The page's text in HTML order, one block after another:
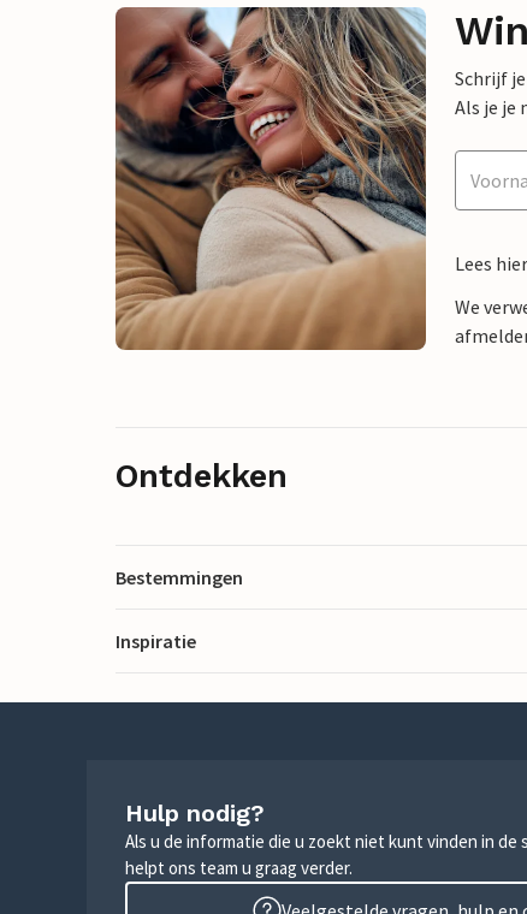
Schrijf
Als je je
Lees
We
Ontdekken
Bestemmingen
Inspiratie
Hulp nodig?
Als u de informatie die u zoekt niet kunt vinden in de
helpt ons team u graag verder.